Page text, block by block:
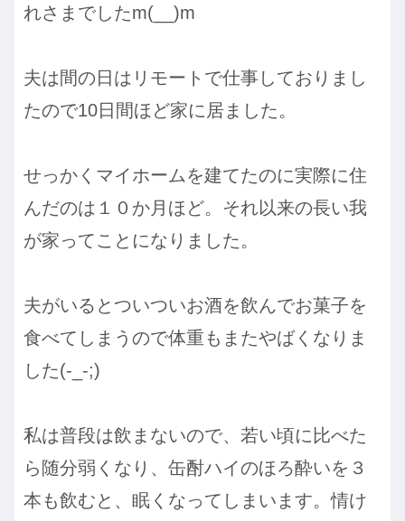
れさまでしたm(__)m
夫は間の日はリモートで仕事しておりまし
たので10日間ほど家に居ました。
せっかくマイホームを建てたのに実際に住
んだのは１０か月ほど。それ以来の長い我
が家ってことになりました。
夫がいるとついついお酒を飲んでお菓子を
食べてしまうので体重もまたやばくなりま
した(-_-;)
私は普段は飲まないので、若い頃に比べた
ら随分弱くなり、缶酎ハイのほろ酔いを３
本も飲むと、眠くなってしまいます。情け